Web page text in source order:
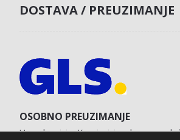
DOSTAVA / PREUZIMANJE
OSOBNO PREUZIMANJE
U poslovnici u Koprivnici s obvezom